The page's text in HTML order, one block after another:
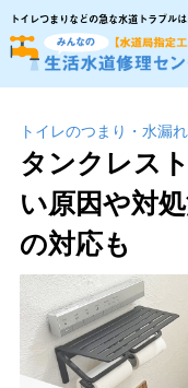
トイレつまりなどの急な水道トラブル
トイレのつまり・⽔漏れ
タンクレス
い原因や対
の対応も